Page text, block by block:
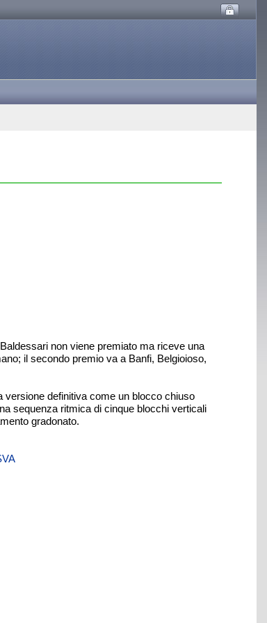
non viene premiato ma riceve una
il secondo premio va a Banfi, Belgioioso,
versione definitiva come un blocco chiuso
sequenza ritmica di cinque blocchi verticali
gradonato.